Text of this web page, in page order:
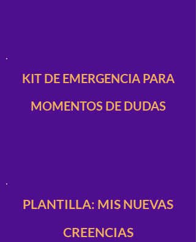
KIT DE EMERGENCIA PARA
MOMENTOS DE DUDAS
PLANTILLA: MIS NUEVAS
CREENCIAS